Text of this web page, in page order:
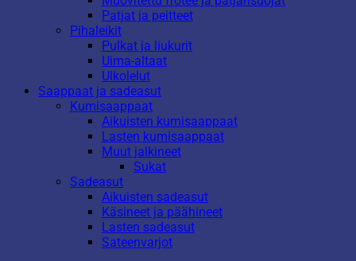
Patjat ja peitteet
Pihaleikit
Pulkat ja liukurit
Uima-altaat
Ulkolelut
Saappaat ja sadeasut
Kumisaappaat
Aikuisten kumisaappaat
Lasten kumisaappaat
Muut jalkineet
Sukat
Sadeasut
Aikuisten sadeasut
Käsineet ja päähineet
Lasten sadeasut
Sateenvarjot